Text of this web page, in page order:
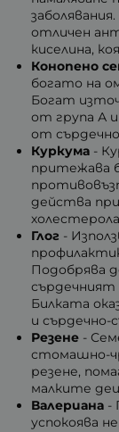
отличен
киселина,
Конопено
богато на
Богат
от група А
от
Куркума -
притежава
действа
Глог -
Подобрява
сърдечният
Билката
и сърдечно-
Резене -
стомашно-
резене,
малките
Валериана -
успокоява